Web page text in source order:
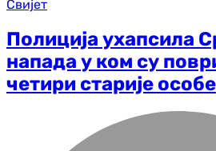
Свијет
Полиција ухапсила
напада у ком су
четири старије особе